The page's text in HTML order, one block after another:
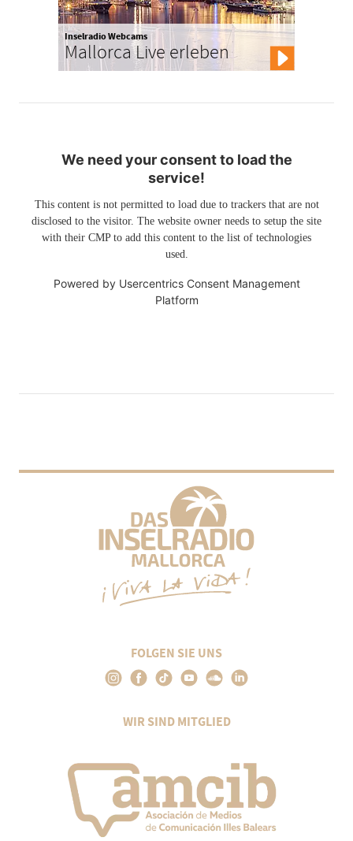
Inselradio Webcams
Mallorca Live erleben
We need your consent to load the
service!
This content is not permitted to load due to trackers that are not
disclosed to the visitor. The website owner needs to setup the site
with their CMP to add this content to the list of technologies
used.
Powered by Usercentrics Consent Management
Platform
FOLGEN SIE UNS
WIR SIND MITGLIED